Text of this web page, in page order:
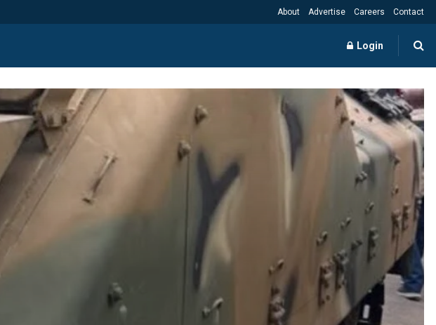
About Advertise Careers Contact
Login